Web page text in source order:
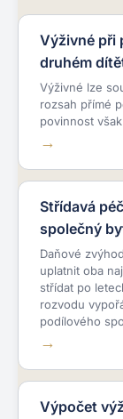
Výživné při
druhém
Výživné lze
rozsah přímé
povinnost
Střídavá
společný
Daňové
uplatnit oba
střídat po
rozvodu
podílového
Výpočet